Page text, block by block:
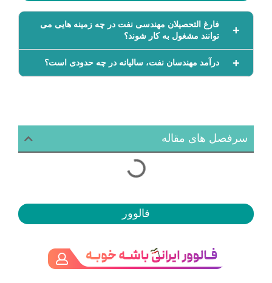
فارغ التحصیلان مهندسی نفت در چه زمینه هایی می
توانند مشغول به کار شوند؟
درآمد مهندسان نفت، سالیانه در چه حدودی است؟
سرفصل های مقاله
فالوور